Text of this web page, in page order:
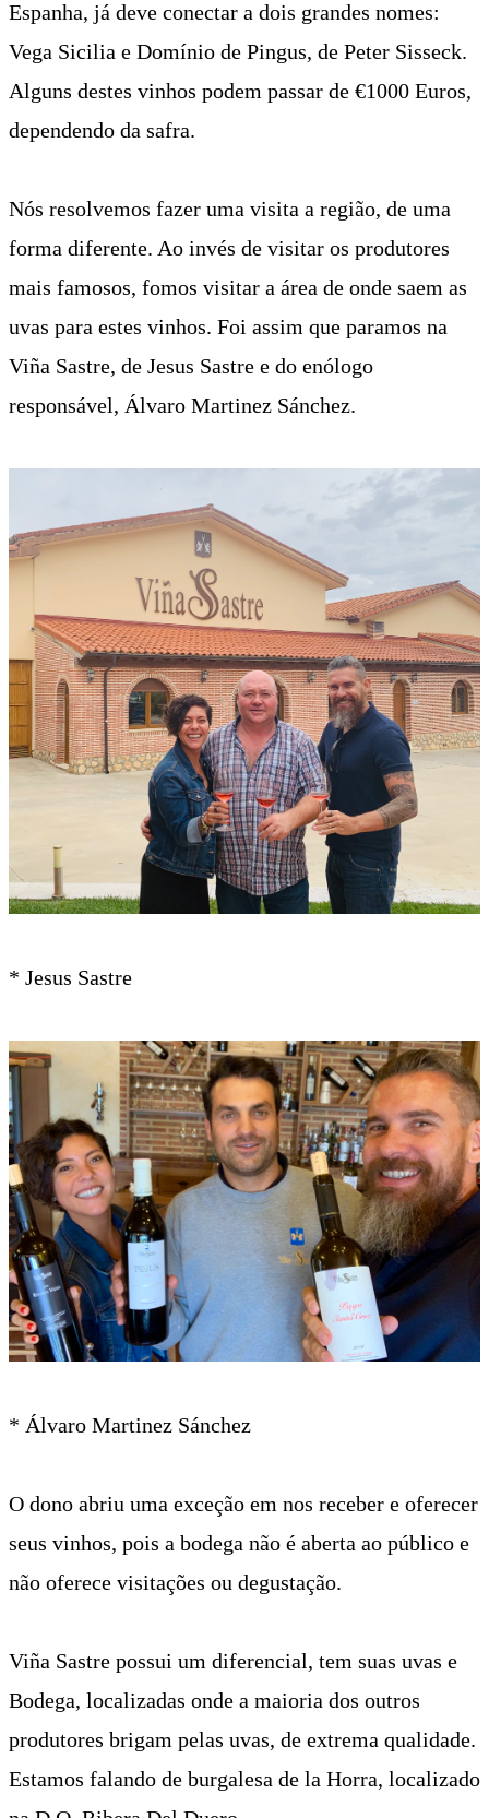
Espanha, já deve conectar a dois grandes nomes:
Vega Sicilia e Domínio de Pingus, de Peter Sisseck.
Alguns destes vinhos podem passar de €1000 Euros,
dependendo da safra.
Nós resolvemos fazer uma visita a região, de uma
forma diferente. Ao invés de visitar os produtores
mais famosos, fomos visitar a área de onde saem as
uvas para estes vinhos. Foi assim que paramos na
Viña Sastre, de Jesus Sastre e do enólogo
responsável, Álvaro Martinez Sánchez.
* Jesus Sastre
* Álvaro Martinez Sánchez
O dono abriu uma exceção em nos receber e oferecer
seus vinhos, pois a bodega não é aberta ao público e
não oferece visitações ou degustação.
Viña Sastre possui um diferencial, tem suas uvas e
Bodega, localizadas onde a maioria dos outros
produtores brigam pelas uvas, de extrema qualidade.
Estamos falando de burgalesa de la Horra, localizado